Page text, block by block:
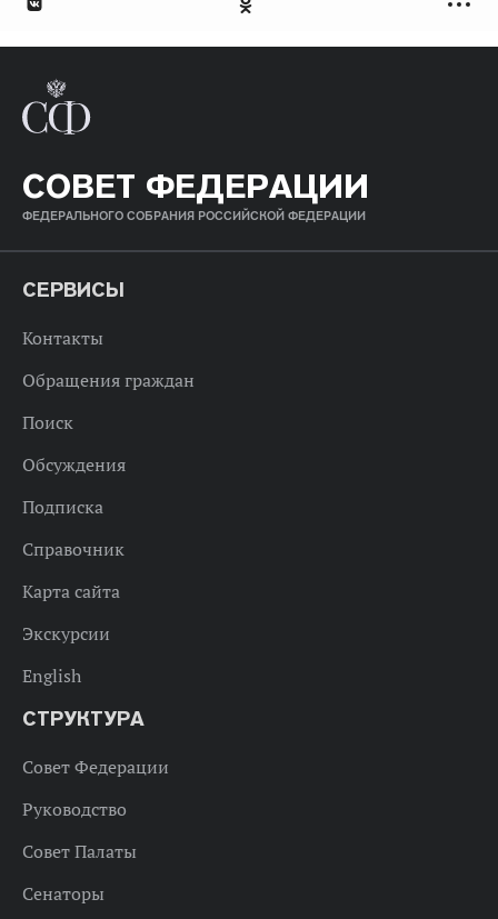
СОВЕТ ФЕДЕРАЦИИ
ФЕДЕРАЛЬНОГО СОБРАНИЯ РОССИЙСКОЙ ФЕДЕРАЦИИ
СЕРВИСЫ
Контакты
Обращения граждан
Поиск
Обсуждения
Подписка
Справочник
Карта сайта
Экскурсии
English
СТРУКТУРА
Совет Федерации
Руководство
Совет Палаты
Сенаторы